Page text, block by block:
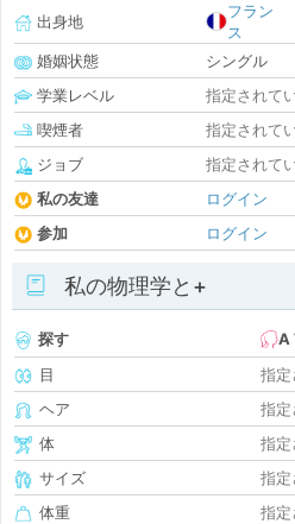
出身地
フラン
ス
婚姻状態
シングル
学業レベル
指定されて
喫煙者
指定されて
ジョブ
指定されて
私の友達
ログイン
参加
ログイン
私の物理学と+
探す
A
目
指定
ヘア
指定
体
指定
サイズ
指定
体重
指定